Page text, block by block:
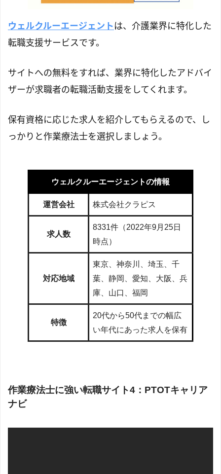
ウェルクルーエージェントは、介護業界に特化した
転職支援サービスです。
サイトへの無料をすれば、業界に特化したアドバイ
ザーが求職者の転職活動支援をしてくれます。
保有資格に応じた求人を紹介してもらえるので、し
っかりと作業療法士を選択しましょう。
ウェルクルーエージェントの情報
運営会社 株式会社クラピス
求人数
8331件（2022年9月25日
時点）
対応地域
東京、神奈川、埼玉、千
葉、静岡、愛知、大阪、兵
庫、山口、福岡
特徴
20代から50代までの幅広
い年代にあった求人を保有
作業療法士に強い転職サイト4：PTOTキャリア
ナビ